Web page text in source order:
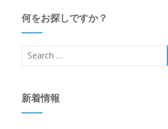
何をお探しですか？
新着情報